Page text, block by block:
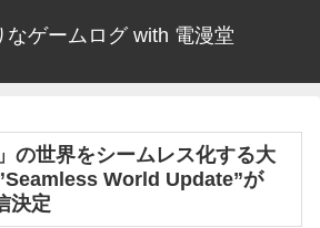
なゲームログ with 電漫堂
の世界をシームレス化する大
World Update”が
決定